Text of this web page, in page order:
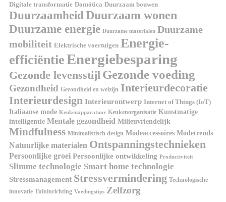
Digitale transformatie Domótica Duurzaam bouwen
DuurzaamheidDuurzaam wonen
Duurzame energie Duurzame materialen Duurzame
mobiliteit Elektrische voertuigen Energie-
efficiëntieEnergiebesparing
Gezonde levensstijl Gezonde voeding
Gezondheid Gezondheid en welzijn Interieurdecoratie
Interieurdesign Interieurontwerp Internet of Things (IoT)
Italiaanse mode Keukenapparatuur Keukenorganisatie Kunstmatige
intelligentie Mentale gezondheid Milieuvriendelijk
Mindfulness Minimalistisch design Modeaccessoires Modetrends
Natuurlijke materialen Ontspanningstechnieken
Persoonlijke groei Persoonlijke ontwikkeling Productiviteit
Slimme technologie Smart home technologie
Stressmanagement Stressvermindering Technologische
innovatie Tuininrichting Voedingstips Zelfzorg